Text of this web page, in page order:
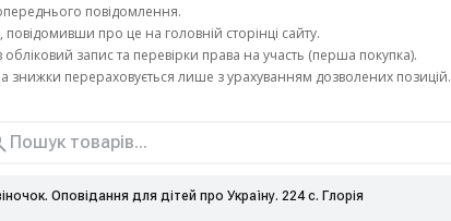
повідомлення.
про це на головній сторінці сайту.
запис та перевірки права на участь (перша покупка).
перераховується лише з урахуванням дозволених позицій.
Оповідання для дітей про Україну. 224 с. Глорія